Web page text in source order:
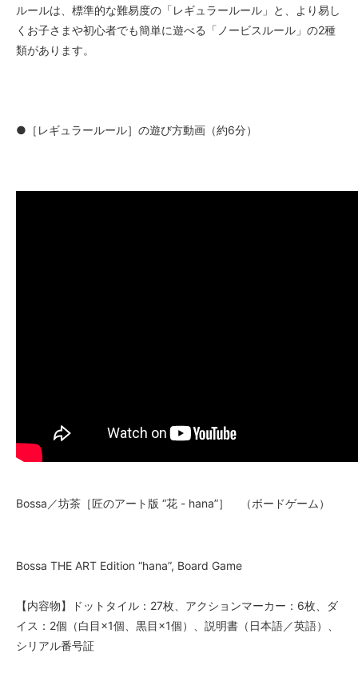
ルールは、標準的な難易度の「レギュラールール」と、より易し
くお子さまや初心者でも簡単に遊べる「ノービスルール」の2種
類があります。
●［レギュラールール］の遊び方動画（約6分）
Bossa／坊茶［匠のアート版 “花 - hana”］ （ボードゲーム）
Bossa THE ART Edition “hana”, Board Game
【内容物】ドットタイル：27枚、アクションマーカー：6枚、ダ
イス：2個（白目×1個、黒目×1個）、説明書（日本語／英語）、
シリアル番号証